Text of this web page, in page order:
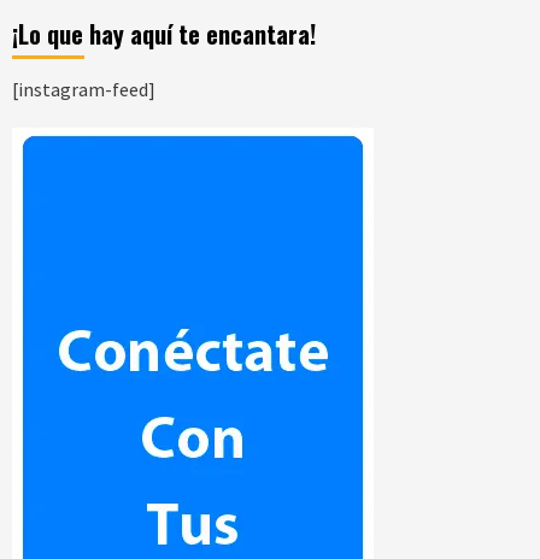
¡Lo que hay aquí te encantara!
[instagram-feed]